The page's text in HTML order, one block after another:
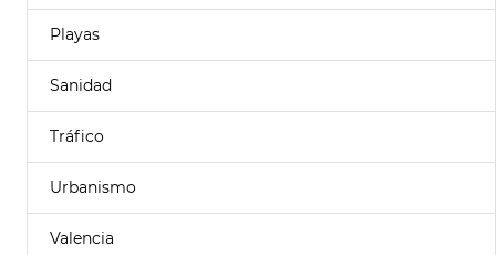
Playas
Sanidad
Tráfico
Urbanismo
Valencia